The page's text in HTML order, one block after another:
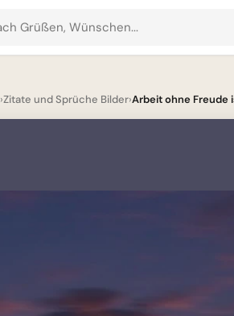
›Zitate und Sprüche Bilder›Arbeit ohne Freude